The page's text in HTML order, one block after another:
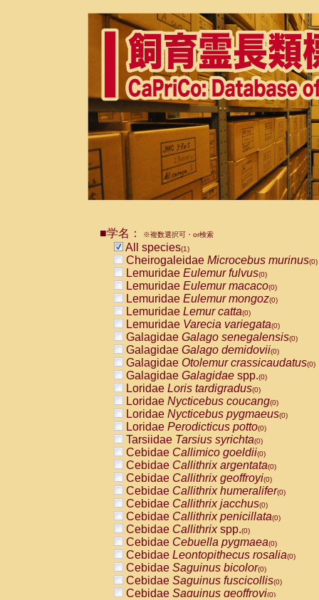
■学名： ※複数選択可・or検索
All species(1)
Cheirogaleidae Microcebus murinus(0)
Lemuridae Eulemur fulvus(0)
Lemuridae Eulemur macaco(0)
Lemuridae Eulemur mongoz(0)
Lemuridae Lemur catta(0)
Lemuridae Varecia variegata(0)
Galagidae Galago senegalensis(0)
Galagidae Galago demidovii(0)
Galagidae Otolemur crassicaudatus(0)
Galagidae Galagidae spp.(0)
Loridae Loris tardigradus(0)
Loridae Nycticebus coucang(0)
Loridae Nycticebus pygmaeus(0)
Loridae Perodicticus potto(0)
Tarsiidae Tarsius syrichta(0)
Cebidae Callimico goeldii(0)
Cebidae Callithrix argentata(0)
Cebidae Callithrix geoffroyi(0)
Cebidae Callithrix humeralifer(0)
Cebidae Callithrix jacchus(0)
Cebidae Callithrix penicillata(0)
Cebidae Callithrixspp.(0)
Cebidae Cebuella pygmaea(0)
Cebidae Leontopithecus rosalia(0)
Cebidae Saguinus bicolor(0)
Cebidae Saguinus fuscicollis(0)
Cebidae Saguinus geoffroyi(0)